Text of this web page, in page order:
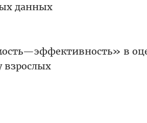
данных
в
взрослых